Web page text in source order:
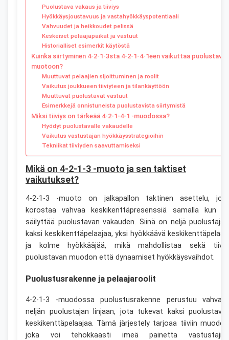
Puolustava vakaus ja tiiviys
Hyökkäysjoustavuus ja vastahyökkäyspotentiaali
Vahvuudet ja heikkoudet pelissä
Keskeiset pelaajapaikat ja vastuut
Historialliset esimerkit käytöstä
Kuinka siirtyminen 4-2-1-3sta 4-2-1-4-1een vaikuttaa
muotoon?
Muuttuvat pelaajien sijoittuminen ja roolit
Vaikutus joukkueen tiiviyteen ja tilankäyttöön
Muuttuvat puolustavat vastuut
Esimerkkejä onnistuneista puolustavista siirtymistä
Miksi tiiviys on tärkeää 4-2-1-4-1 -muodossa?
Hyödyt puolustavalle vakaudelle
Vaikutus vastustajan hyökkäysstrategioihin
Tekniikat tiiviyden saavuttamiseksi
Mikä on 4-2-1-3 -muoto ja sen taktiset
vaikutukset?
4-2-1-3 -muoto on jalkapallon taktinen asettelu,
korostaa vahvaa keskikenttäpresenssiä samalla kun
säilyttää puolustavan vakauden. Siinä on neljä
kaksi keskikenttäpelaajaa, yksi hyökkäävä
ja kolme hyökkääjää, mikä mahdollistaa sekä
puolustavan muodon että dynaamiset hyökkäysvaihdot.
Puolustusrakenne ja pelaajaroolit
4-2-1-3 -muodossa puolustusrakenne perustuu
neljän puolustajan linjaan, jota tukevat kaksi
keskikenttäpelaajaa. Tämä järjestely tarjoaa tiiviin
joka voi tehokkaasti imeä painetta